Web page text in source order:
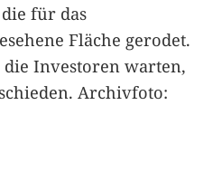
für das
Fläche gerodet.
die Investoren warten,
Archivfoto: